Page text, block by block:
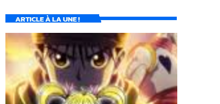
ARTICLE À LA UNE !